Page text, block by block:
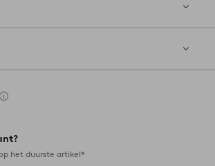
het duurste artikel*